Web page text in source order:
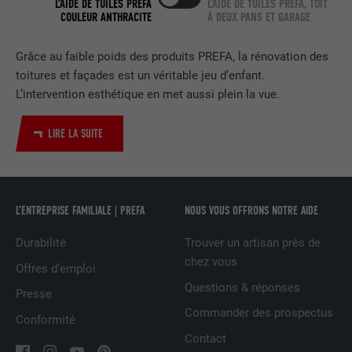
Grâce au faible poids des produits PREFA, la rénovation des
toitures et façades est un véritable jeu d’enfant.
L’intervention esthétique en met aussi plein la vue.
LIRE LA SUITE
L’AIDE DE TUILES PREFA
COULEUR ANTHRACITE
L’AIDE DE TUILES PREFA, TOIT
À DEUX PANS ET GARAGE
L’ENTREPRISE FAMILIALE | PREFA
Durabilité
Offres d’emploi
Presse
Conformité
NOUS VOUS OFFRONS NOTRE AIDE
Trouver un artisan près de
chez vous
Questions & réponses
Commander des prospectus
Contact
EXPIRATION 2 ans
Utilisé par le service de réseau social
LinkedIn pour suivre l'utilisation de
services intégrés.
NOM
EXPIRATION 2 ans
UTILITÉ
Utilisé par le service de réseau social
LinkedIn pour suivre l'utilisation de
UserMatchHistory